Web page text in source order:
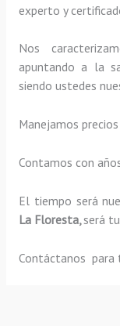
experto y
Nos
apuntando a la
siendo ustedes
Manejamos
Contamos con
El tiempo será
La Floresta, será
Contáctanos para